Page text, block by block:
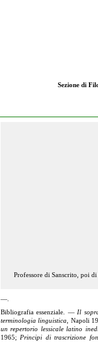
Sezione di
Professore di Sanscrito, poi
—.
Bibliografia essenziale. — Il
terminologia linguistica
, Napoli
un repertorio lessicale latino
1965; Principi di trascrizione